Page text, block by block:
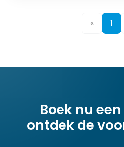
« 1
Boek nu
ontdek de